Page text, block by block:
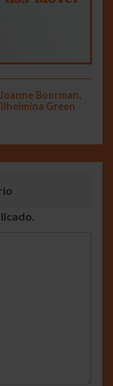
Joanne Boorman,
Green